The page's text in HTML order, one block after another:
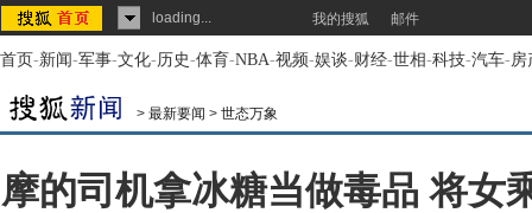
loading... 我的搜狐 邮件
首页-新闻-军事-文化-历史-体育-NBA-视频-娱谈-财经-世相-科技-汽车-房
> 最新要闻 > 世态万象
摩的司机拿冰糖当做毒品 将女